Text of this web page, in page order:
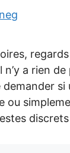
a rien de
si
ou
discrets